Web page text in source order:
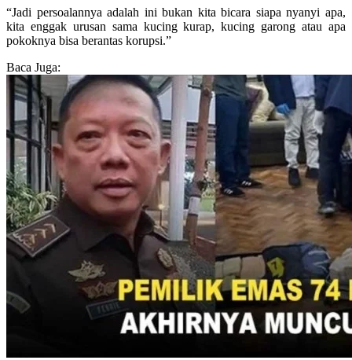
“Jadi persoalannya adalah ini bukan kita bicara siapa nyanyi apa,
kita enggak urusan sama kucing kurap, kucing garong atau apa
pokoknya bisa berantas korupsi.”
Baca Juga: